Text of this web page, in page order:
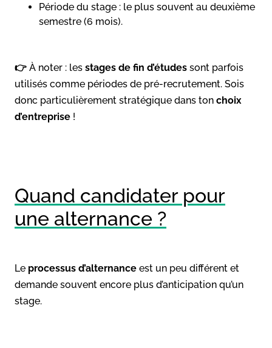
Période du stage : le plus souvent au deuxième
semestre (6 mois).
👉 À noter : les stages de fin d’études sont parfois
utilisés comme périodes de pré-recrutement. Sois
donc particulièrement stratégique dans ton choix
d’entreprise !
Quand candidater pour
une alternance ?
Le processus d’alternance est un peu différent et
demande souvent encore plus d’anticipation qu’un
stage.